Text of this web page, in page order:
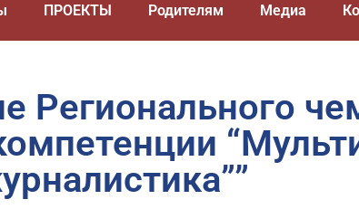
ПРОЕКТЫ Родителям Медиа
Регионального